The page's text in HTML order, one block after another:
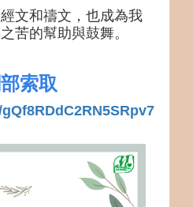
文和禱文，也成為我
苦的幫助與鼓舞。
索取